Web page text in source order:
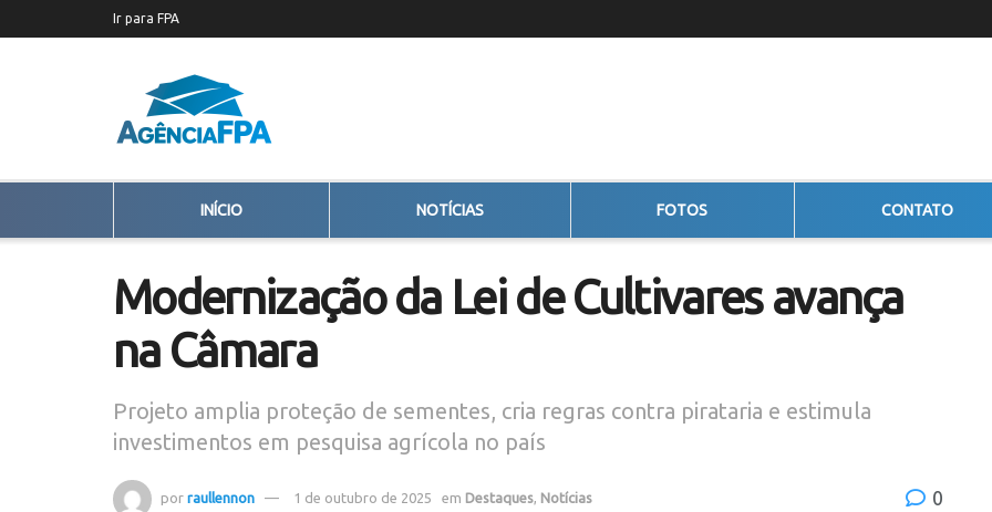
Ir para FPA
INÍCIO NOTÍCIAS FOTOS CONTATO
Modernização da Lei de Cultivares avança
na Câmara
Projeto amplia proteção de sementes, cria regras contra pirataria e estimula
investimentos em pesquisa agrícola no país
por raullennon 1 de outubro de 2025 em Destaques Notícias 0